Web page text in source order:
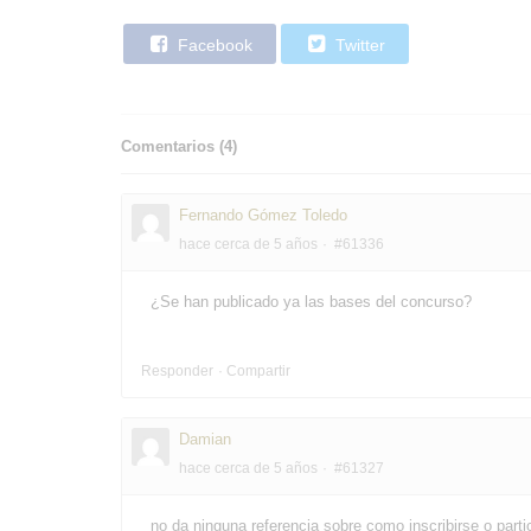
Facebook Twitter
Comentarios (4)
Fernando Gómez Toledo
hace cerca de 5 años #61336
¿Se han publicado ya las bases del concurso?
Responder Compartir
Damian
hace cerca de 5 años #61327
no da ninguna referencia sobre como inscribirse o